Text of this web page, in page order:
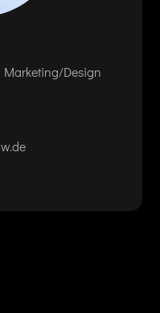
Marketing/Design